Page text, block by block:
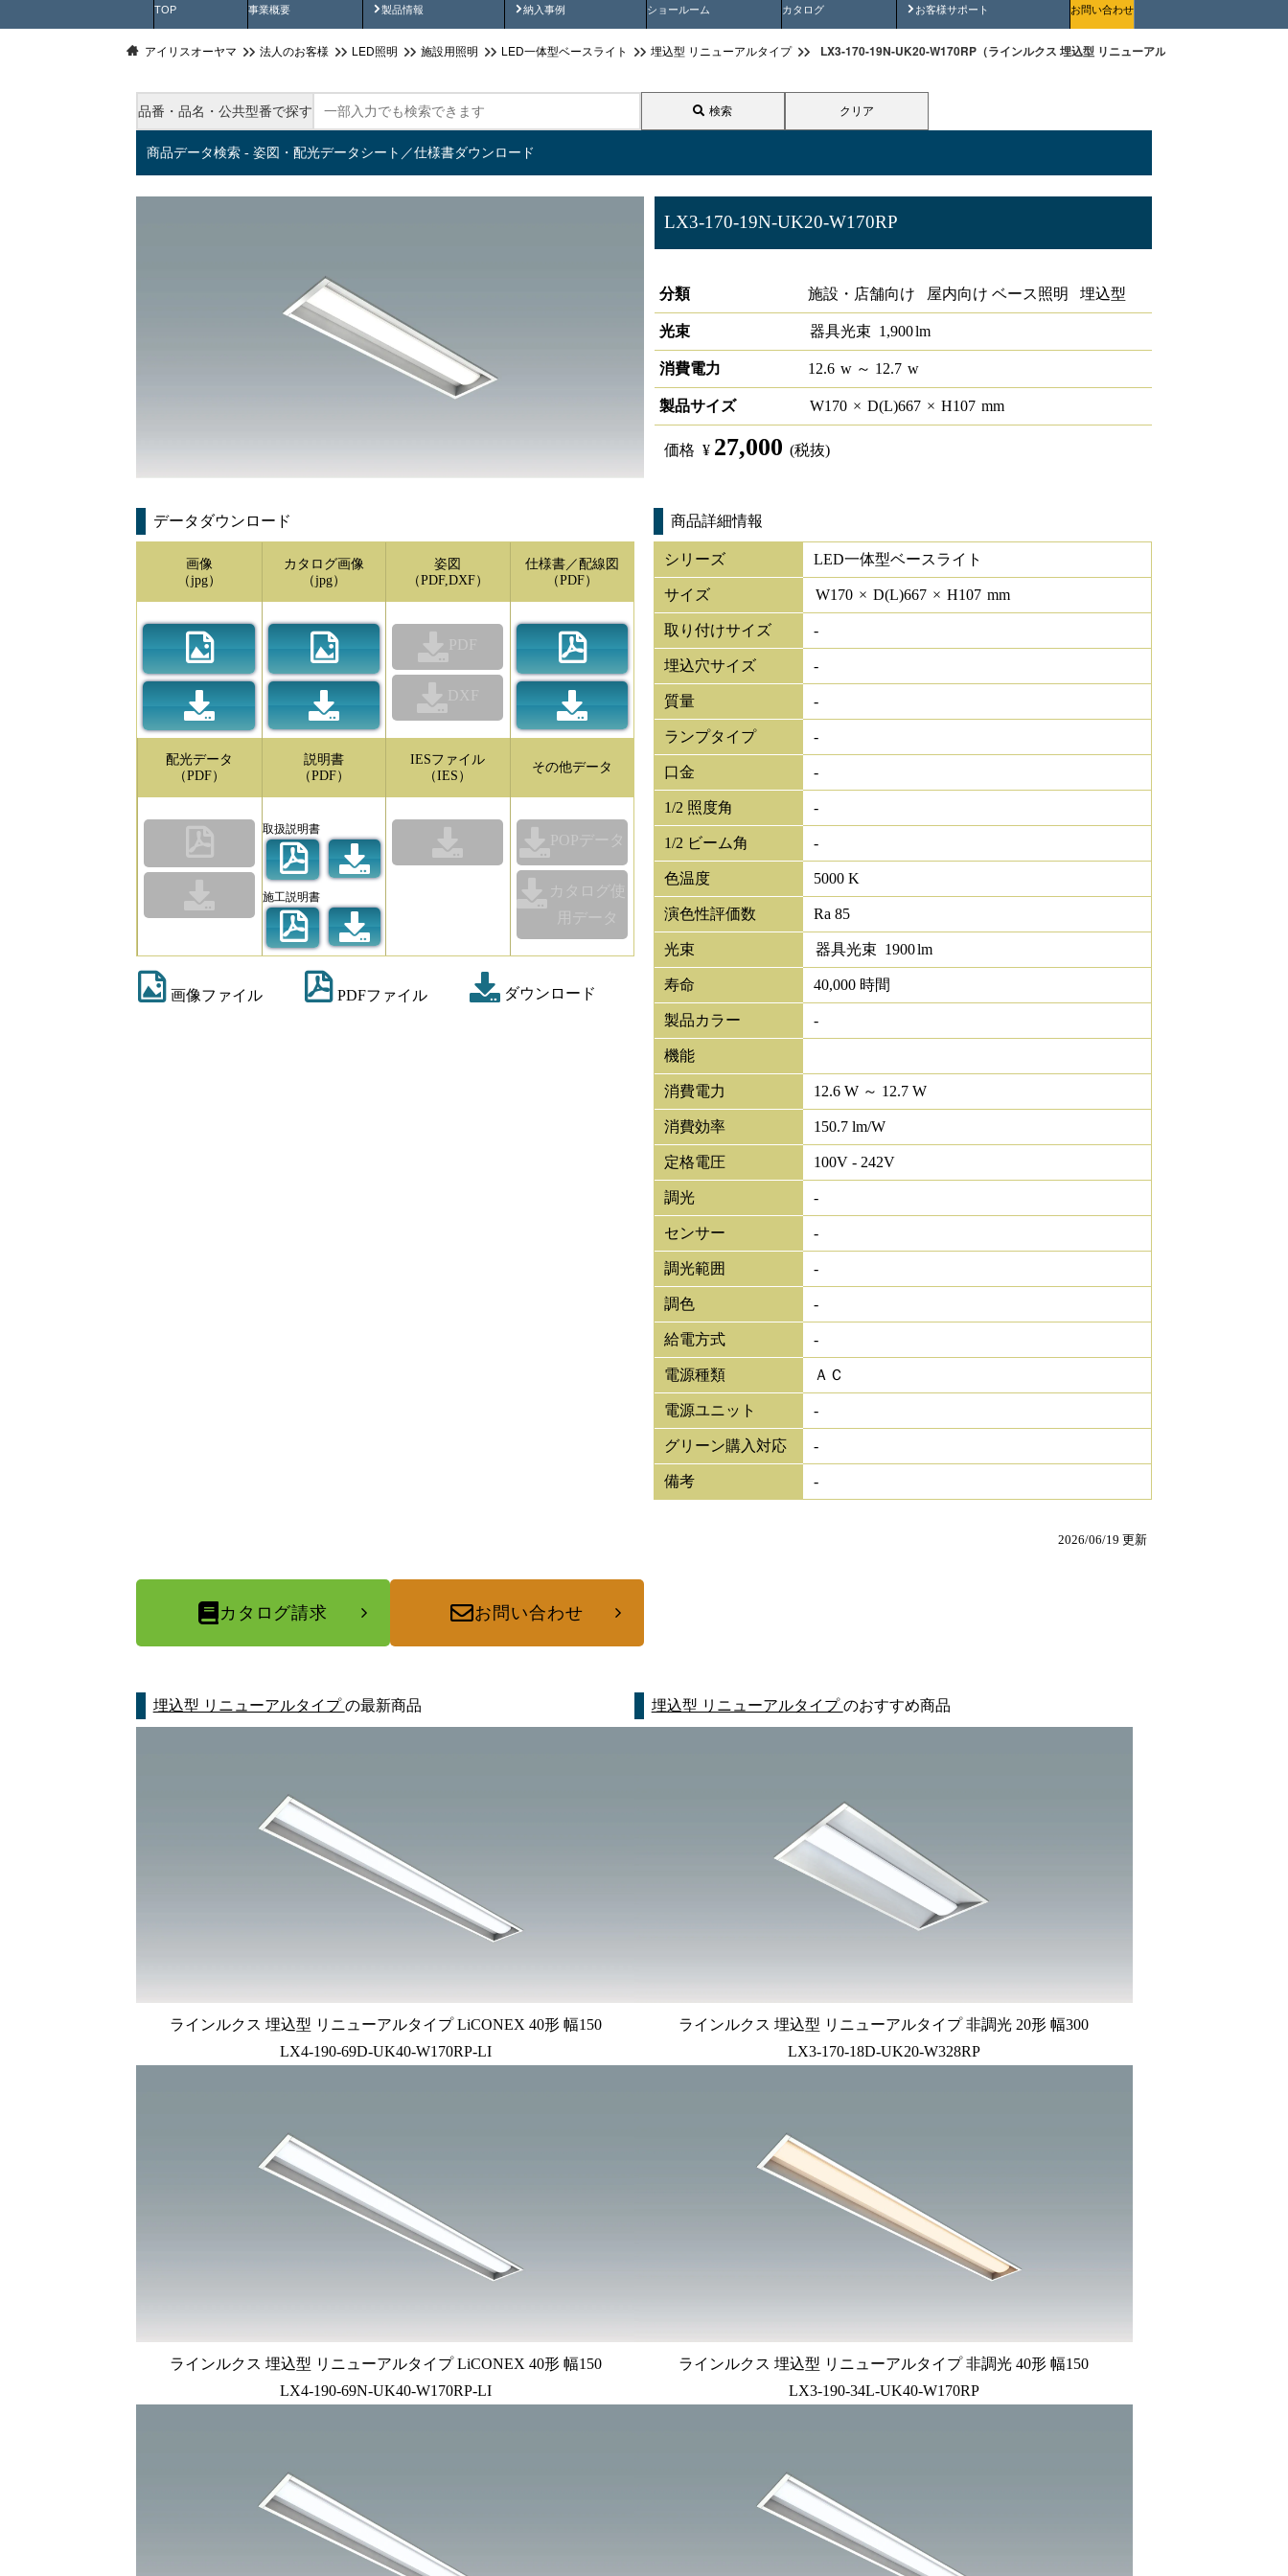
TOP 事業概要 製品情報
製品動画 納入事例
納入事例動画 ショールーム カタログ お客様サポート
安全にご使用いただくためにお問い合わせ
アイリスオーヤマ 法人のお客様 LED照明 施設用照明 LED一体型ベースライト 埋込型 リニューアルタイプ LX3-170-19N-UK20-W170RP（ラインルクス 埋込型 リニューアルタイプ 非調光 20形 幅
品番・品名・公共型番で探す 検索 クリア
商品データ検索 - 姿図・配光データシート／仕様書ダウンロード
LX3-170-19N-UK20-W170RP
分類
施設・店舗向け 屋内向け ベース照明 埋込型
光束 器具光束 1,900lm
消費電力 12.6 w ～ 12.7 w
製品サイズ W170 × D(L)667 × H107 mm
価格 ¥ 27,000 (税抜)
データダウンロード
画像
（jpg）
カタログ画像
（jpg）
姿図
（PDF,DXF）
PDF
DXF
仕様書／配線図
（PDF）
配光データ
（PDF）
説明書
（PDF）
取扱説明書
施工説明書
IESファイル
（IES）
その他データ
POPデータ
カタログ使
用データ
画像ファイル PDFファイル ダウンロード
商品詳細情報
シリーズ LED一体型ベースライト
サイズ W170 × D(L)667 × H107 mm
取り付けサイズ -
埋込穴サイズ -
質量 -
ランプタイプ -
口金 -
1/2 照度角 -
1/2 ビーム角 -
色温度 5000 K
演色性評価数 Ra 85
光束 器具光束 1900lm
寿命 40,000 時間
製品カラー -
機能
消費電力 12.6 W ～ 12.7 W
消費効率 150.7 lm/W
定格電圧 100V - 242V
調光 -
センサー -
調光範囲 -
調色 -
給電方式 -
電源種類 ＡＣ
電源ユニット -
グリーン購入対応 -
備考 -
2026/06/19 更新
カタログ請求 お問い合わせ
埋込型 リニューアルタイプの最新商品
ラインルクス 埋込型 リニューアルタイプ LiCONEX 40形 幅150
LX4-190-69D-UK40-W170RP-LI
ラインルクス 埋込型 リニューアルタイプ LiCONEX 40形 幅150
LX4-190-69N-UK40-W170RP-LI
埋込型 リニューアルタイプのおすすめ商品
ラインルクス 埋込型 リニューアルタイプ 非調光 20形 幅300
LX3-170-18D-UK20-W328RP
ラインルクス 埋込型 リニューアルタイプ 非調光 40形 幅150
LX3-190-34L-UK40-W170RP